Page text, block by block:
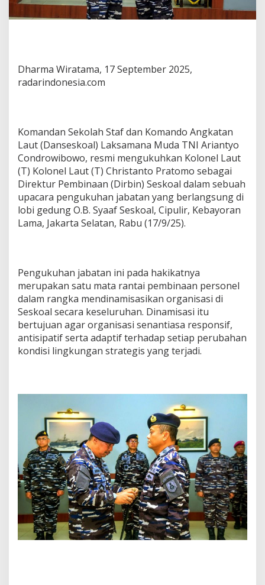
Dharma Wiratama, 17 September 2025,
radarindonesia.com
Komandan Sekolah Staf dan Komando Angkatan
Laut (Danseskoal) Laksamana Muda TNI Ariantyo
Condrowibowo, resmi mengukuhkan Kolonel Laut
(T) Kolonel Laut (T) Christanto Pratomo sebagai
Direktur Pembinaan (Dirbin) Seskoal dalam sebuah
upacara pengukuhan jabatan yang berlangsung di
lobi gedung O.B. Syaaf Seskoal, Cipulir, Kebayoran
Lama, Jakarta Selatan, Rabu (17/9/25).
Pengukuhan jabatan ini pada hakikatnya
merupakan satu mata rantai pembinaan personel
dalam rangka mendinamisasikan organisasi di
Seskoal secara keseluruhan. Dinamisasi itu
bertujuan agar organisasi senantiasa responsif,
antisipatif serta adaptif terhadap setiap perubahan
kondisi lingkungan strategis yang terjadi.